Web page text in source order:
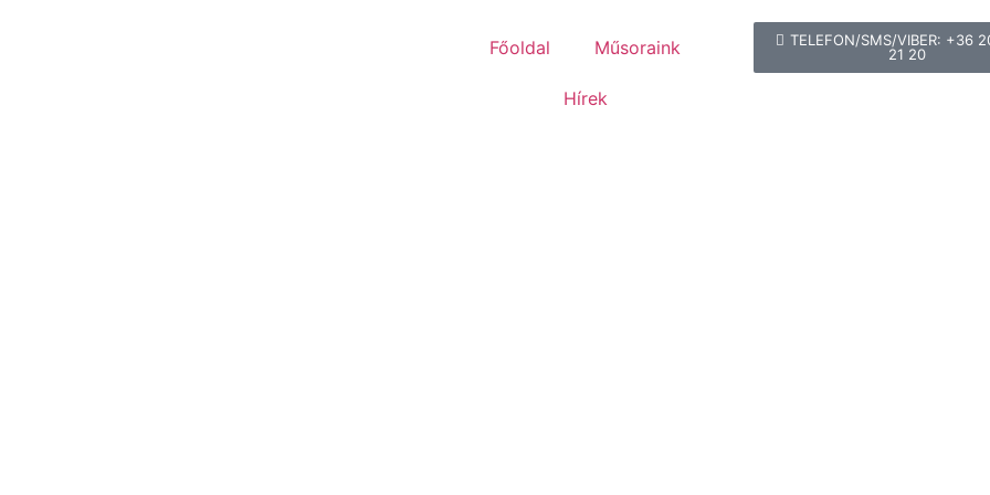
Főoldal Műsoraink
Hírek
TELEFON/SMS/VIBER: +36
21 20